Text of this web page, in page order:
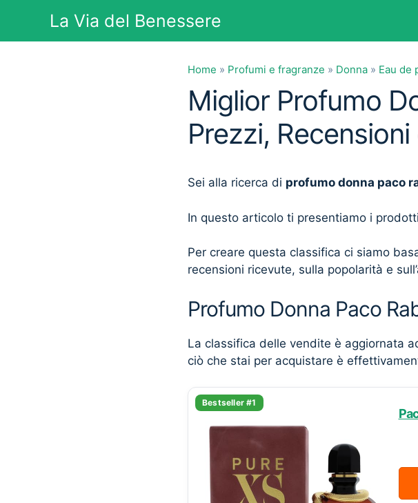
contenuto
La Via del Benessere
Home » Profumi e fragranze » Donna » Eau de
Miglior Profumo
Prezzi,
Sei alla ricerca di profumo donna paco
In questo articolo ti presentiamo i
Per creare questa classifica ci siamo
recensioni ricevute, sulla popolarità e
Profumo Donna Paco
La classifica delle vendite è aggiornata
ciò che stai per acquistare è
Bestseller #1